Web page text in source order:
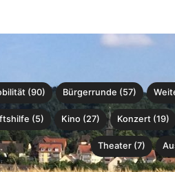
(90) Bürgerrunde (57)
(5) Kino (27) Konzert (19)
Theater (7)